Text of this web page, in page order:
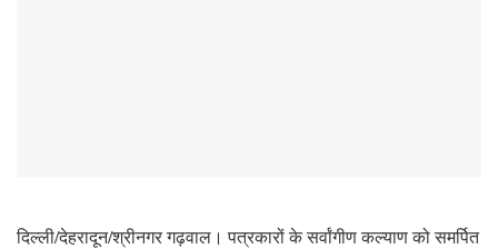
दिल्ली/देहरादून/श्रीनगर गढ़वाल। पत्रकारों के सर्वांगीण कल्याण को समर्पित